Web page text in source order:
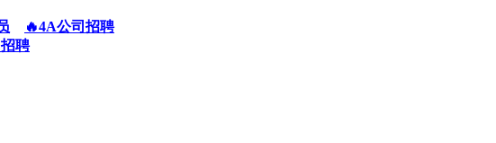
🔥4A公司招聘
聘